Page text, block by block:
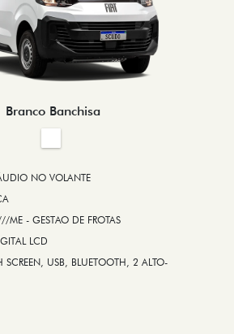
Branco Banchisa
NO VOLANTE
ME - GESTAO DE FROTAS
LCD
SCREEN, USB, BLUETOOTH, 2 ALTO-